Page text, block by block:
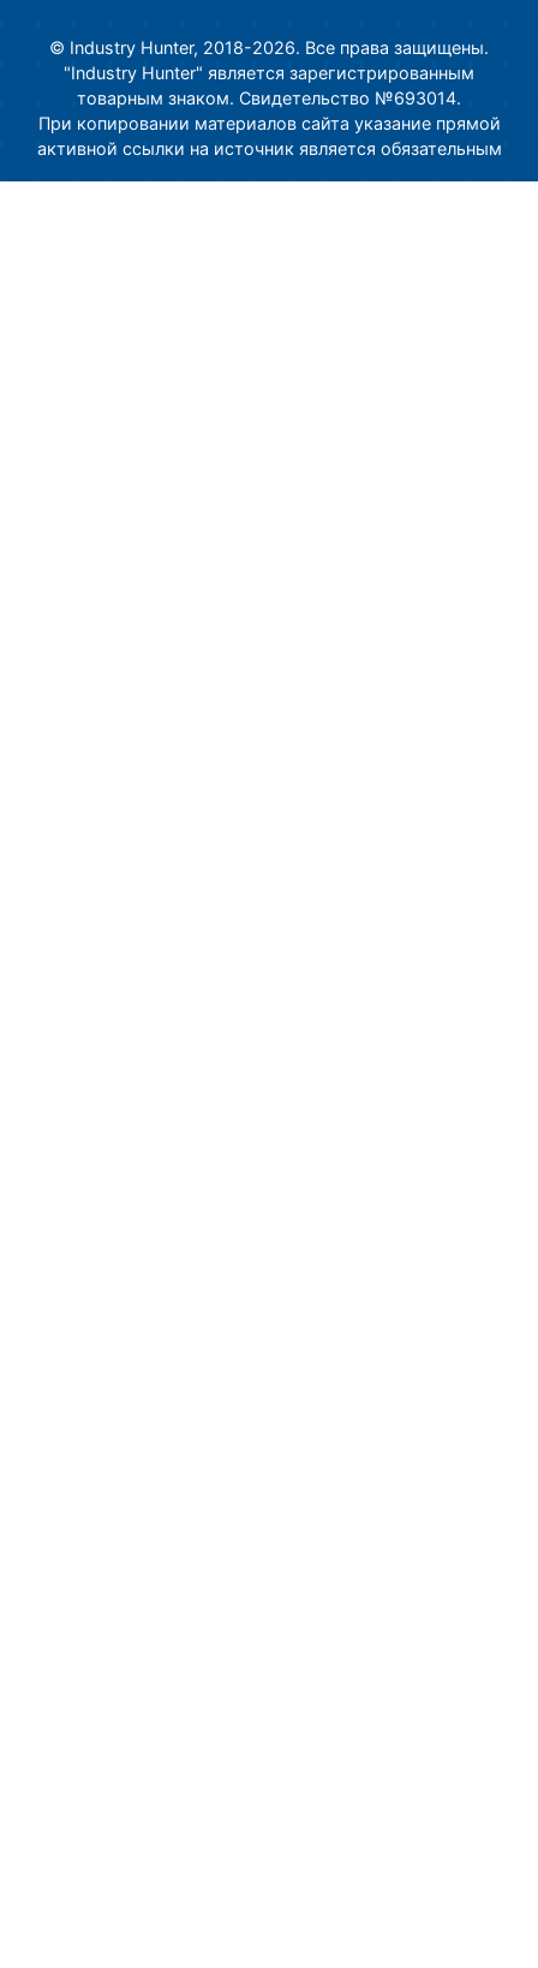
© Industry Hunter, 2018-2026. Все права защищены.
"Industry Hunter" является зарегистрированным
товарным знаком. Свидетельство №693014.
При копировании материалов сайта указание прямой
активной ссылки на источник является обязательным